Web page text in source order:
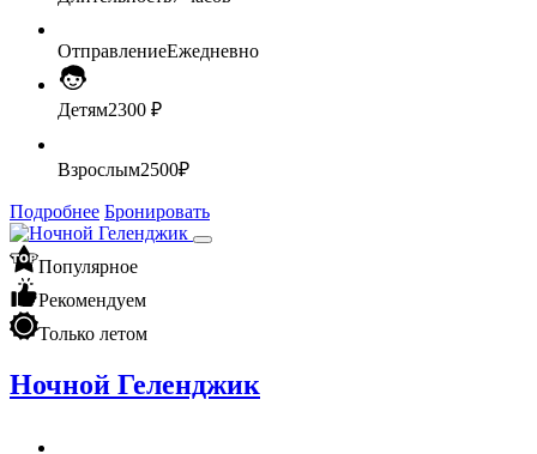
ОтправлениеЕжедневно
Детям2300 ₽
Взрослым2500₽
Подробнее Бронировать
Популярное
Рекомендуем
Только летом
Ночной Геленджик